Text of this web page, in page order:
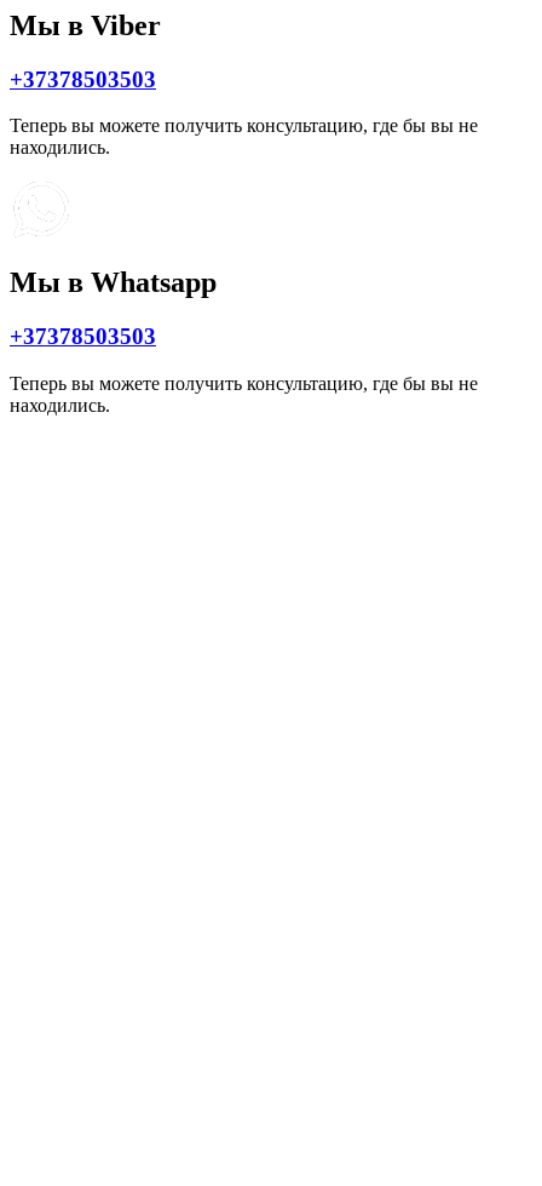
Мы в Viber
+37378503503
Теперь вы можете получить консультацию, где бы вы не
находились.
Мы в Whatsapp
+37378503503
Теперь вы можете получить консультацию, где бы вы не
находились.